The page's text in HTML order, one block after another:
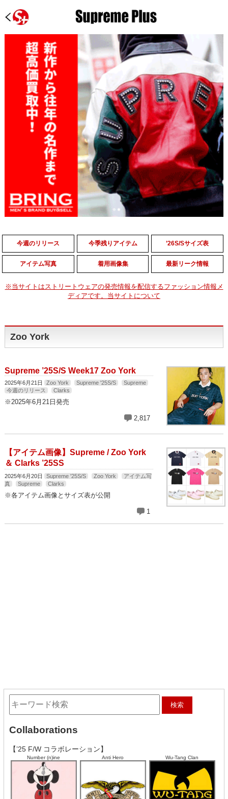
今週のリリース 今季残りアイテム ’26S/Sサイズ表
アイテム写真 着用画像集 最新リーク情報
※当サイトはストリートウェアの発売情報を配信するファッション情報メ
ディアです。当サイトについて
Zoo York
Supreme ’25S/S Week17 Zoo York
2025年6月21日 Zoo York Supreme '25S/S
Supreme
今週のリリース
Clarks
※2025年6月21日発売
2,817
【アイテム画像】Supreme / Zoo York
＆ Clarks ’25SS
2025年6月20日 Supreme '25S/S Zoo York
アイテム写
真
Supreme Clarks
※各アイテム画像とサイズ表が公開
1
Collaborations
【’25 F/W コラボレーション】
Number (n)ine Anti Hero Wu-Tang Clan